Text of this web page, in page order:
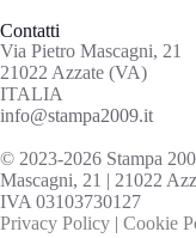
Contatti
Via Pietro Mascagni, 21
21022 Azzate (VA)
ITALIA
info@stampa2009.it
© 2023-2026 Stampa
Mascagni, 21 | 21022
IVA 03103730127
Privacy Policy | Cookie